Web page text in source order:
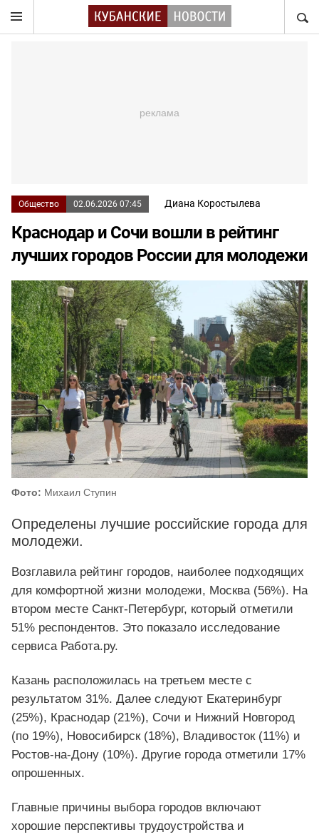
Общество 02.06.2026 07:45 Диана Коростылева
Краснодар и Сочи вошли в рейтинг
лучших городов России для молодежи
Фото: Михаил Ступин
Определены лучшие российские города для
молодежи.
Возглавила рейтинг городов, наиболее подходящих
для комфортной жизни молодежи, Москва (56%). На
втором месте Санкт-Петербург, который отметили
51% респондентов. Это показало исследование
сервиса Работа.ру.
Казань расположилась на третьем месте с
результатом 31%. Далее следуют Екатеринбург
(25%), Краснодар (21%), Сочи и Нижний Новгород
(по 19%), Новосибирск (18%), Владивосток (11%) и
Ростов-на-Дону (10%). Другие города отметили 17%
опрошенных.
Главные причины выбора городов включают
хорошие перспективы трудоустройства и